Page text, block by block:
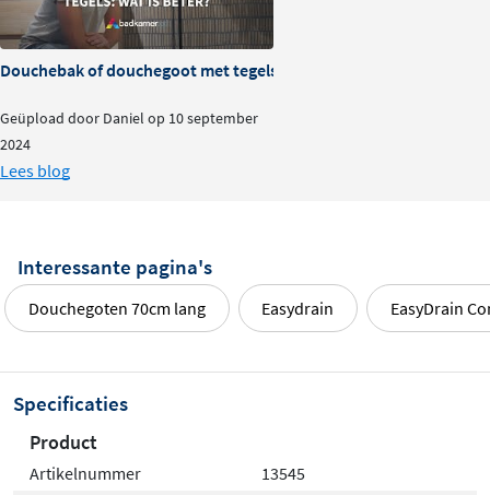
Douchebak of douchegoot met tegels: wat is beter?
Geüpload door Daniel op 10 september
2024
Lees blog
Interessante pagina's
Douchegoten 70cm lang Easydrain EasyDrain
Specificaties
Product
Artikelnummer
13545